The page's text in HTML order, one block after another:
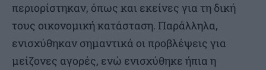
περιορίστηκαν, όπως και εκείνες για τη δική
τους οικονομική κατάσταση. Παράλληλα,
ενισχύθηκαν σημαντικά οι προβλέψεις για
μείζονες αγορές, ενώ ενισχύθηκε ήπια η